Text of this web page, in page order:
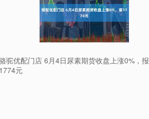
驼优配门店 6月4日尿素期货收盘上涨0%，报
1774元